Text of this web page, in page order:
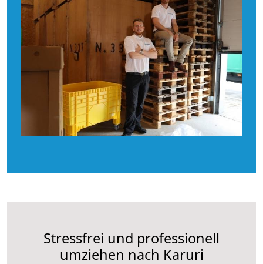
Stressfrei und professionell
umziehen nach Karuri